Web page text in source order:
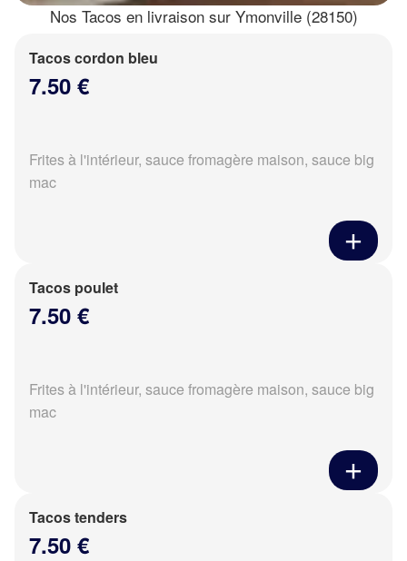
Nos Tacos en livraison sur Ymonville (28150)
Tacos cordon bleu
7.50 €
Frites à l'intérieur, sauce fromagère maison, sauce big
mac
Tacos poulet
7.50 €
Frites à l'intérieur, sauce fromagère maison, sauce big
mac
Tacos tenders
7.50 €